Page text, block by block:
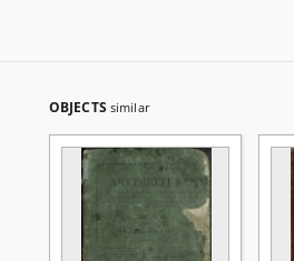
OBJECTS similar